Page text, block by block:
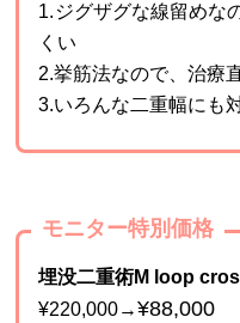
1.ジグザグな線留めな
くい
2.挙筋法なので、治療
3.いろんな二重幅にも
モニター特別価格
埋没二重術M loop
¥220,000→¥88,000